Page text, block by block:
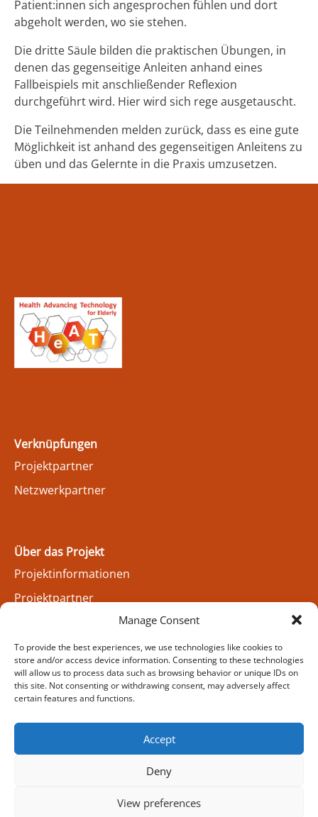
Manage Consent
To provide the best experiences, we use technologies like cookies to
store and/or access device information. Consenting to these technologies
will allow us to process data such as browsing behavior or unique IDs on
this site. Not consenting or withdrawing consent, may adversely affect
certain features and functions.
Accept
Deny
View preferences
Patient:innen sich angesprochen fühlen und dort
abgeholt werden, wo sie stehen.
Die dritte Säule bilden die praktischen Übungen, in
denen das gegenseitige Anleiten anhand eines
Fallbeispiels mit anschließender Reflexion
durchgeführt wird. Hier wird sich rege ausgetauscht.
Die Teilnehmenden melden zurück, dass es eine gute
Möglichkeit ist anhand des gegenseitigen Anleitens zu
üben und das Gelernte in die Praxis umzusetzen.
Verknüpfungen
Projektpartner
Netzwerkpartner
Über das Projekt
Projektinformationen
Projektpartner
Kontakt uns
Kontakt
Cookie Policy (EU)